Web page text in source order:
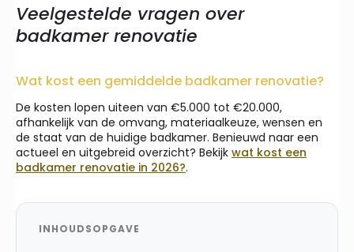
Veelgestelde vragen over
badkamer renovatie
Wat kost een gemiddelde badkamer renovatie?
De kosten lopen uiteen van €5.000 tot €20.000,
afhankelijk van de omvang, materiaalkeuze, wensen en
de staat van de huidige badkamer. Benieuwd naar een
actueel en uitgebreid overzicht? Bekijk wat kost een
badkamer renovatie in 2026?.
INHOUDSOPGAVE